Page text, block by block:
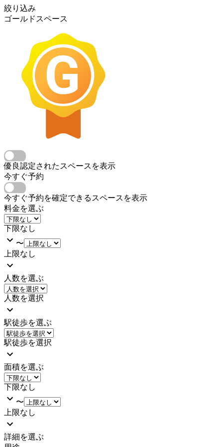
絞り込み
ゴールドスペース
優良認定されたスペースを表示
今すぐ予約
今すぐ予約を確定できるスペースを表示
料金を選ぶ
下限なし
〜
上限なし
人数を選ぶ
人数を選択
駅徒歩を選ぶ
駅徒歩を選択
面積を選ぶ
下限なし
〜
上限なし
詳細を選ぶ